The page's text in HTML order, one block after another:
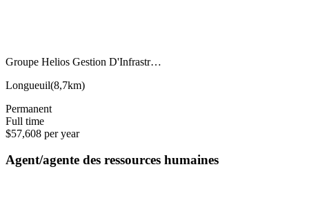
Groupe Helios Gestion D'Infrastr…
Longueuil(8,7km)
Permanent
Full time
$57,608 per year
Agent/agente des ressources humaines